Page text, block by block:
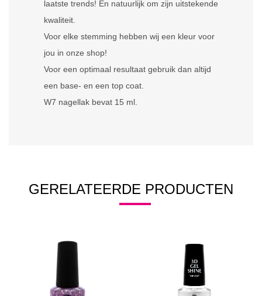
laatste trends! En natuurlijk om zijn uitstekende
kwaliteit.
Voor elke stemming hebben wij een kleur voor
jou in onze shop!
Voor een optimaal resultaat gebruik dan altijd
een base- en een top coat.
W7 nagellak bevat 15 ml.
GERELATEERDE PRODUCTEN